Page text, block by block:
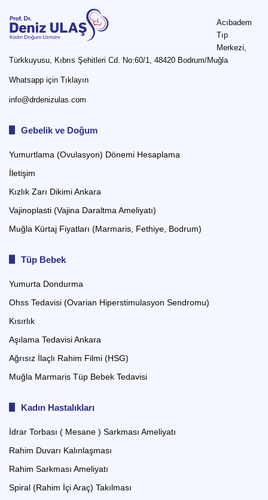
Acıbadem
Tıp
Merkezi,
Türkkuyusu, Kıbrıs Şehitleri Cd. No:60/1, 48420 Bodrum/Muğla
Whatsapp için Tıklayın
info@drdenizulas.com
Gebelik ve Doğum
Yumurtlama (Ovulasyon) Dönemi Hesaplama
İletişim
Kızlık Zarı Dikimi Ankara
Vajinoplasti (Vajina Daraltma Ameliyatı)
Muğla Kürtaj Fiyatları (Marmaris, Fethiye, Bodrum)
Tüp Bebek
Yumurta Dondurma
Ohss Tedavisi (Ovarian Hiperstimulasyon Sendromu)
Kısırlık
Aşılama Tedavisi Ankara
Ağrısız İlaçlı Rahim Filmi (HSG)
Muğla Marmaris Tüp Bebek Tedavisi
Kadın Hastalıkları
İdrar Torbası ( Mesane ) Sarkması Ameliyatı
Rahim Duvarı Kalınlaşması
Rahim Sarkması Ameliyatı
Spiral (Rahim İçi Araç) Takılması